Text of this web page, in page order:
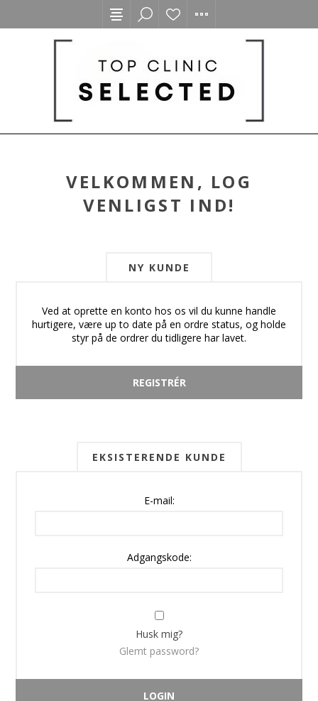
VELKOMMEN, LOG
VENLIGST IND!
NY KUNDE
Ved at oprette en konto hos os vil du kunne handle
hurtigere, være up to date på en ordre status, og holde
styr på de ordrer du tidligere har lavet.
EKSISTERENDE KUNDE
E-mail:
Adgangskode:
Husk mig?
Glemt password?